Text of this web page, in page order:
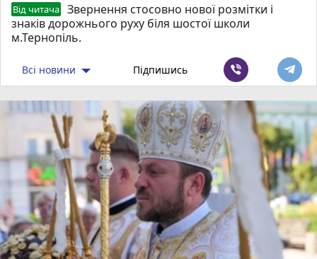
Від читача
Звернення стосовно нової розмітки і
знаків дорожнього руху біля шостої школи
м.Тернопіль.
Всі новини Підпишись